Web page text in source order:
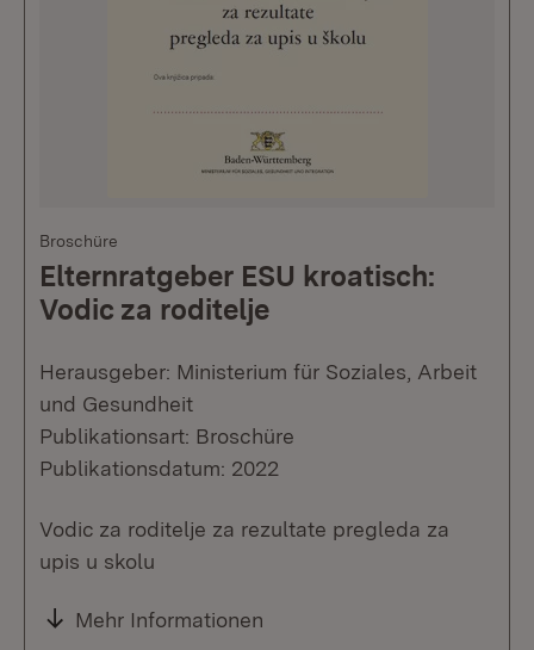
Broschüre
Elternratgeber ESU kroatisch:
Vodic za roditelje
Herausgeber: Ministerium für Soziales, Arbeit
und Gesundheit
Publikationsart: Broschüre
Publikationsdatum: 2022
Vodic za roditelje za rezultate pregleda za
upis u skolu
Mehr Informationen